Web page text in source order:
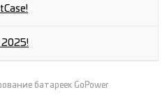
2025!
батареек GoPower